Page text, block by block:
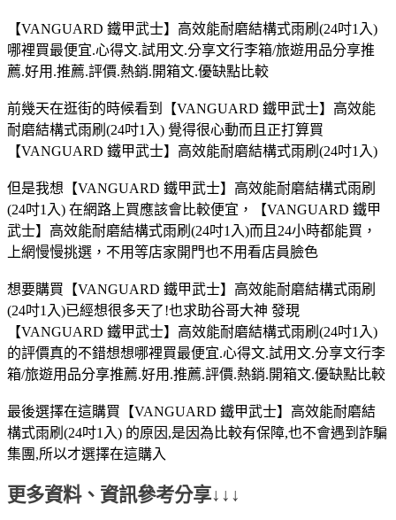
【VANGUARD 鐵甲武士】高效能耐磨結構式雨刷(24吋1入)
哪裡買最便宜.心得文.試用文.分享文行李箱/旅遊用品分享推
薦.好用.推薦.評價.熱銷.開箱文.優缺點比較
前幾天在逛街的時候看到【VANGUARD 鐵甲武士】高效能
耐磨結構式雨刷(24吋1入) 覺得很心動而且正打算買
【VANGUARD 鐵甲武士】高效能耐磨結構式雨刷(24吋1入)
但是我想【VANGUARD 鐵甲武士】高效能耐磨結構式雨刷
(24吋1入) 在網路上買應該會比較便宜，【VANGUARD 鐵甲
武士】高效能耐磨結構式雨刷(24吋1入)而且24小時都能買，
上網慢慢挑選，不用等店家開門也不用看店員臉色
想要購買【VANGUARD 鐵甲武士】高效能耐磨結構式雨刷
(24吋1入)已經想很多天了!也求助谷哥大神 發現
【VANGUARD 鐵甲武士】高效能耐磨結構式雨刷(24吋1入)
的評價真的不錯想想哪裡買最便宜.心得文.試用文.分享文行李
箱/旅遊用品分享推薦.好用.推薦.評價.熱銷.開箱文.優缺點比較
最後選擇在這購買【VANGUARD 鐵甲武士】高效能耐磨結
構式雨刷(24吋1入) 的原因,是因為比較有保障,也不會遇到詐騙
集團,所以才選擇在這購入
更多資料、資訊參考分享↓↓↓